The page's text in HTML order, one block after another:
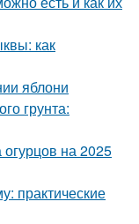
как
яблони
грунта:
на 2025
практические